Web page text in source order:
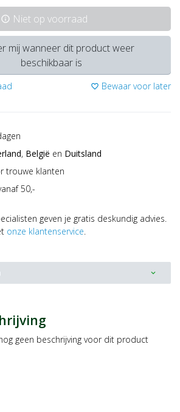
info Niet op voorraad
mij wanneer dit product weer
beschikbaar is
favorite_border Bewaar voor later
, België en Duitsland
trouwe klanten
50,-
geven je gratis deskundig advies.
onze klantenservice.
expand_more
geen beschrijving voor dit product